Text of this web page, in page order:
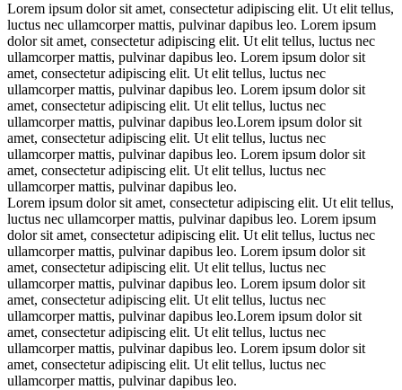
Lorem ipsum dolor sit amet, consectetur adipiscing elit. Ut elit tellus,
luctus nec ullamcorper mattis, pulvinar dapibus leo. Lorem ipsum
dolor sit amet, consectetur adipiscing elit. Ut elit tellus, luctus nec
ullamcorper mattis, pulvinar dapibus leo. Lorem ipsum dolor sit
amet, consectetur adipiscing elit. Ut elit tellus, luctus nec
ullamcorper mattis, pulvinar dapibus leo. Lorem ipsum dolor sit
amet, consectetur adipiscing elit. Ut elit tellus, luctus nec
ullamcorper mattis, pulvinar dapibus leo.Lorem ipsum dolor sit
amet, consectetur adipiscing elit. Ut elit tellus, luctus nec
ullamcorper mattis, pulvinar dapibus leo. Lorem ipsum dolor sit
amet, consectetur adipiscing elit. Ut elit tellus, luctus nec
ullamcorper mattis, pulvinar dapibus leo.
Lorem ipsum dolor sit amet, consectetur adipiscing elit. Ut elit tellus,
luctus nec ullamcorper mattis, pulvinar dapibus leo. Lorem ipsum
dolor sit amet, consectetur adipiscing elit. Ut elit tellus, luctus nec
ullamcorper mattis, pulvinar dapibus leo. Lorem ipsum dolor sit
amet, consectetur adipiscing elit. Ut elit tellus, luctus nec
ullamcorper mattis, pulvinar dapibus leo. Lorem ipsum dolor sit
amet, consectetur adipiscing elit. Ut elit tellus, luctus nec
ullamcorper mattis, pulvinar dapibus leo.Lorem ipsum dolor sit
amet, consectetur adipiscing elit. Ut elit tellus, luctus nec
ullamcorper mattis, pulvinar dapibus leo. Lorem ipsum dolor sit
amet, consectetur adipiscing elit. Ut elit tellus, luctus nec
ullamcorper mattis, pulvinar dapibus leo.